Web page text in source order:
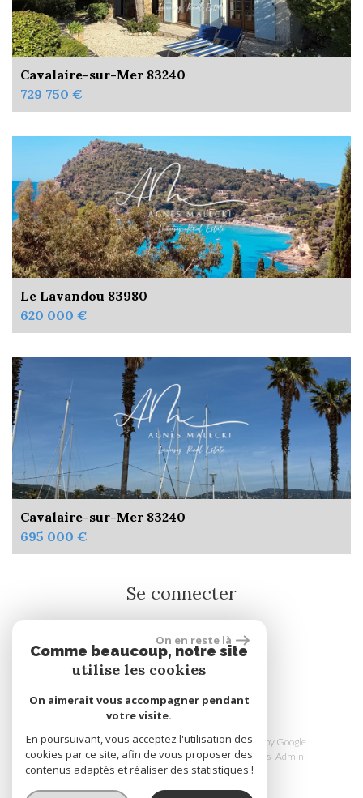
Cavalaire-sur-Mer 83240
729 750 €
Le Lavandou 83980
620 000 €
Cavalaire-sur-Mer 83240
695 000 €
Se connecter
Espace propriétaire
© 2026 | Tous droits réservés | Traduction powered by Google
Plan du site Mentions légales Nos honoraires Liens Admin
Toutes nos annonces Politique RGPD
On en reste là
Comme beaucoup, notre site
utilise les cookies
On aimerait vous accompagner pendant
votre visite.
En poursuivant, vous acceptez l'utilisation des
cookies par ce site, afin de vous proposer des
contenus adaptés et réaliser des statistiques !